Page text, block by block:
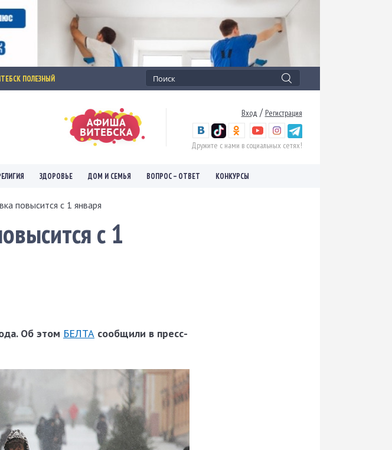
ПОЛЕЗНЫЙ
Вход / Регистрация
Дружите с нами в социальных сетях!
ЗДОРОВЬЕ ДОМ И СЕМЬЯ ВОПРОС – ОТВЕТ КОНКУРСЫ
повысится с 1 января
с 1
Об этом БЕЛТА сообщили в пресс-